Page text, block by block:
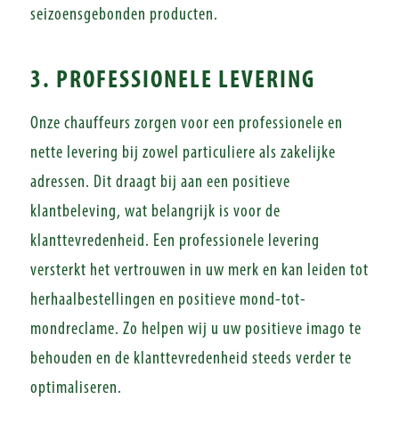
seizoensgebonden producten.
3. PROFESSIONELE LEVERING
Onze chauffeurs zorgen voor een professionele en
nette levering bij zowel particuliere als zakelijke
adressen. Dit draagt bij aan een positieve
klantbeleving, wat belangrijk is voor de
klanttevredenheid. Een professionele levering
versterkt het vertrouwen in uw merk en kan leiden tot
herhaalbestellingen en positieve mond-tot-
mondreclame. Zo helpen wij u uw positieve imago te
behouden en de klanttevredenheid steeds verder te
optimaliseren.